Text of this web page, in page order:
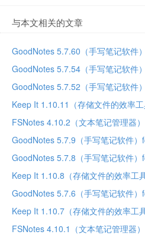
与本文相关的文章
GoodNotes 5.7.60（手写笔记软件
GoodNotes 5.7.54（手写笔记软件
GoodNotes 5.7.52（手写笔记软件
Keep It 1.10.11（存储文件的效率
FSNotes 4.10.2（文本笔记管理器
GoodNotes 5.7.9（手写笔记软件
GoodNotes 5.7.8（手写笔记软件
Keep It 1.10.8（存储文件的效率工
GoodNotes 5.7.6（手写笔记软件
Keep It 1.10.7（存储文件的效率工
FSNotes 4.10.1（文本笔记管理器